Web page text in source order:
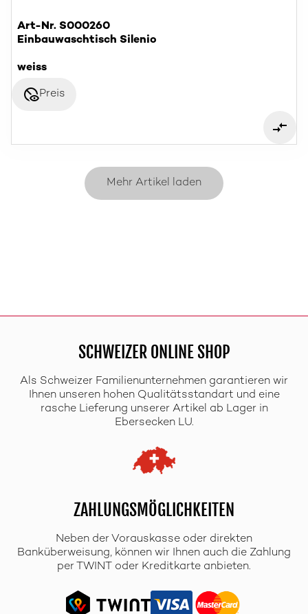
Art-Nr. S000260
Einbauwaschtisch Silenio
weiss
disabled_visiblePreis
Mehr Artikel laden
SCHWEIZER ONLINE SHOP
Als Schweizer Familienunternehmen garantieren wir
Ihnen unseren hohen Qualitätsstandart und eine
rasche Lieferung unserer Artikel ab Lager in
Ebersecken LU.
ZAHLUNGSMÖGLICHKEITEN
Neben der Vorauskasse oder direkten
Banküberweisung, können wir Ihnen auch die Zahlung
per TWINT oder Kreditkarte anbieten.